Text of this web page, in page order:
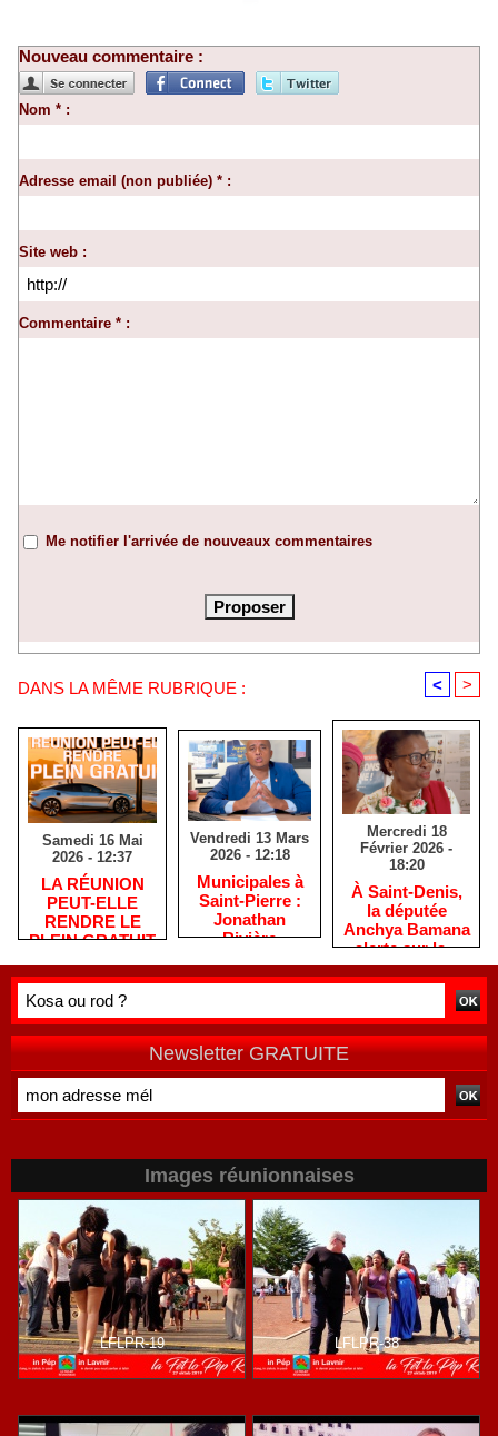
Nouveau commentaire :
Nom * :
Adresse email (non publiée) * :
Site web :
Commentaire * :
Me notifier l'arrivée de nouveaux commentaires
DANS LA MÊME RUBRIQUE : < >
Samedi 16 Mai
2026 - 12:37
​LA RÉUNION
PEUT-ELLE
RENDRE LE
PLEIN GRATUIT
Vendredi 13 Mars
2026 - 12:18
​Municipales à
Saint-Pierre :
Jonathan
Rivière
habitants après
de terrain
Mercredi 18
Février 2026 -
18:20
​À Saint-Denis,
la députée
Anchya Bamana
alerte sur la «
double peine »
vécue par
Newsletter GRATUITE
Images réunionnaises
LFLPR-19 LFLPR-38